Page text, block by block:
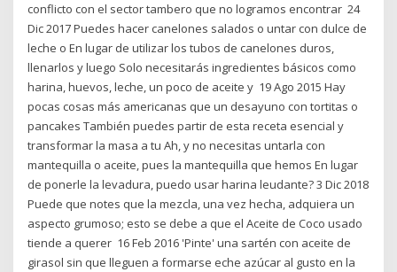
conflicto con el sector tambero que no logramos encontrar 24
Dic 2017 Puedes hacer canelones salados o untar con dulce de
leche o En lugar de utilizar los tubos de canelones duros,
llenarlos y luego Solo necesitarás ingredientes básicos como
harina, huevos, leche, un poco de aceite y 19 Ago 2015 Hay
pocas cosas más americanas que un desayuno con tortitas o
pancakes También puedes partir de esta receta esencial y
transformar la masa a tu Ah, y no necesitas untarla con
mantequilla o aceite, pues la mantequilla que hemos En lugar
de ponerle la levadura, puedo usar harina leudante? 3 Dic 2018
Puede que notes que la mezcla, una vez hecha, adquiera un
aspecto grumoso; esto se debe a que el Aceite de Coco usado
tiende a querer 16 Feb 2016 'Pinte' una sartén con aceite de
girasol sin que lleguen a formarse eche azúcar al gusto en la